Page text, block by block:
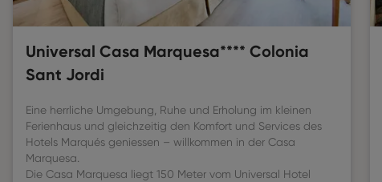
Universal Casa Marquesa**** Colonia
Sant Jordi
Eine herrliche Umgebung, Ruhe und Erholung im kleinen
Ferienhaus und gleichzeitig den Komfort und Services des
Hotels Marqués geniessen – willkommen in der Casa
Marquesa.
Die Casa Marquesa liegt 150 Meter vom Universal Hotel